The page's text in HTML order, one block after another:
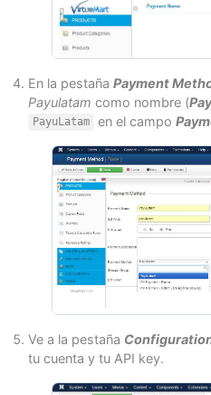
En la pestaña Payment
Payulatam como nombre (
PayuLatam en el campo
Ve a la pestaña
tu cuenta y tu API key.